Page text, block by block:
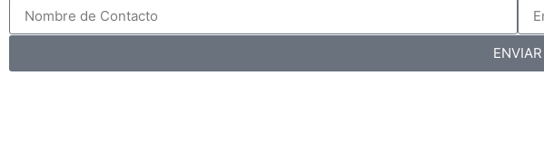
ENVIAR